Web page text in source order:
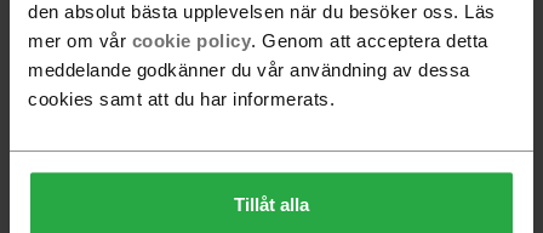
den absolut bästa upplevelsen när du besöker oss. Läs
mer om vår cookie policy. Genom att acceptera detta
meddelande godkänner du vår användning av dessa
cookies samt att du har informerats.
Tillåt alla
Madison corner section